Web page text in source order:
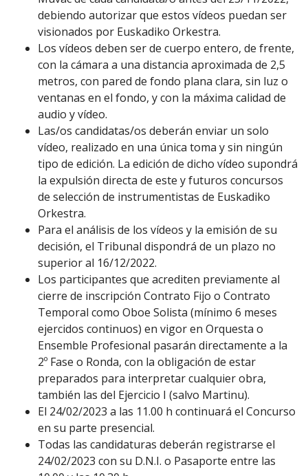
debiendo autorizar que estos vídeos puedan ser
visionados por Euskadiko Orkestra.
Los vídeos deben ser de cuerpo entero, de frente,
con la cámara a una distancia aproximada de 2,5
metros, con pared de fondo plana clara, sin luz o
ventanas en el fondo, y con la máxima calidad de
audio y vídeo.
Las/os candidatas/os deberán enviar un solo
vídeo, realizado en una única toma y sin ningún
tipo de edición. La edición de dicho vídeo supondrá
la expulsión directa de este y futuros concursos
de selección de instrumentistas de Euskadiko
Orkestra.
Para el análisis de los vídeos y la emisión de su
decisión, el Tribunal dispondrá de un plazo no
superior al 16/12/2022.
Los participantes que acrediten previamente al
cierre de inscripción Contrato Fijo o Contrato
Temporal como Oboe Solista (mínimo 6 meses
ejercidos continuos) en vigor en Orquesta o
Ensemble Profesional pasarán directamente a la
2º Fase o Ronda, con la obligación de estar
preparados para interpretar cualquier obra,
también las del Ejercicio I (salvo Martinu).
El 24/02/2023 a las 11.00 h continuará el Concurso
en su parte presencial.
Todas las candidaturas deberán registrarse el
24/02/2023 con su D.N.I. o Pasaporte entre las